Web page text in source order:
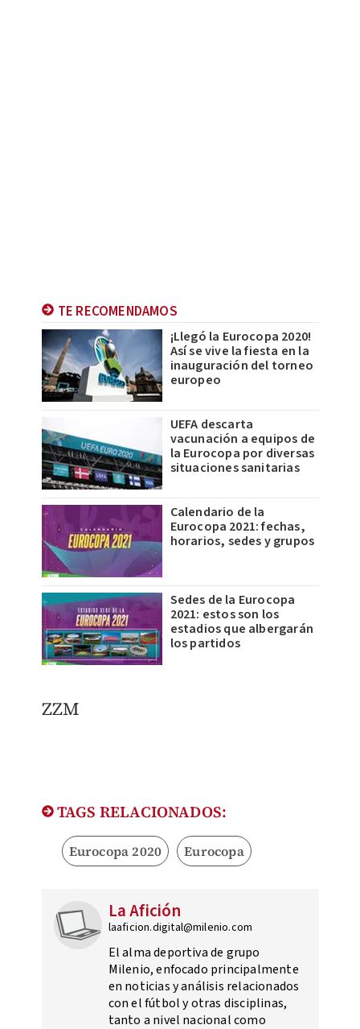
TE RECOMENDAMOS
¡Llegó la Eurocopa 2020!
Así se vive la fiesta en la
inauguración del torneo
europeo
UEFA descarta
vacunación a equipos de
la Eurocopa por diversas
situaciones sanitarias
Calendario de la
Eurocopa 2021: fechas,
horarios, sedes y grupos
Sedes de la Eurocopa
2021: estos son los
estadios que albergarán
los partidos
ZZM
TAGS RELACIONADOS:
Eurocopa 2020 Eurocopa
La Afición
laaficion.digital@milenio.com
El alma deportiva de grupo
Milenio, enfocado principalmente
en noticias y análisis relacionados
con el fútbol y otras disciplinas,
tanto a nivel nacional como